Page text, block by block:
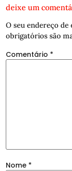
deixe um
O seu endereço
obrigatórios são
Comentário *
Nome *